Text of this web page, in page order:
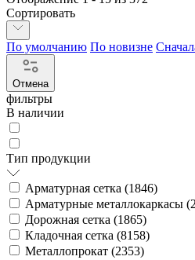
Сортировать
По умолчанию По новизне
Отмена
фильтры
В наличии
Тип продукции
Арматурная сетка (1846)
Арматурные металлокаркасы (
Дорожная сетка (1865)
Кладочная сетка (8158)
Металлопрокат (2353)